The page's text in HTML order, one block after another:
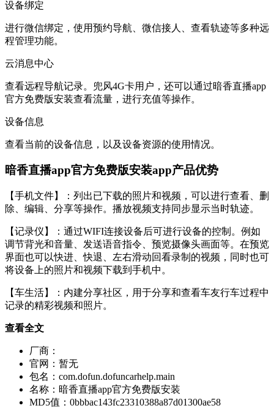
设备绑定
进行微信绑定，使用预约导航、微信接人、查看轨迹等多种远
程管理功能。
云消息中心
查看远程导航记录。兜风4G卡用户，还可以通过暗香直播app
官方免费版安装查看流量，进行充值等操作。
设备信息
查看当前的设备信息，以及设备资源的使用情况。
暗香直播app官方免费版安装app产品优势
【手机文件】：列出已下载的照片和视频，可以进行查看、删
除、编辑、分享等操作。播放视频支持同步显示当时轨迹。
【记录仪】：通过WIFI连接设备后可进行设备的控制。例如
调节背光和音量、发送语音指令、预览摄像头画面等。在预览
界面也可以快进、快退、左右滑动回看录制的视频，同时也可
将设备上的照片和视频下载到手机中。
【车生活】：内建分享社区，用于分享和查看车友行车过程中
记录的精彩视频和照片。
查看全文
厂商：
官网： 暂无
包名： com.dofun.dofuncarhelp.main
名称： 暗香直播app官方免费版安装
MD5值： 0bbbac143fc23310388a87d01300ae58